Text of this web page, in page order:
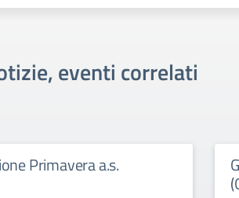
eventi correlati
Primavera a.s.